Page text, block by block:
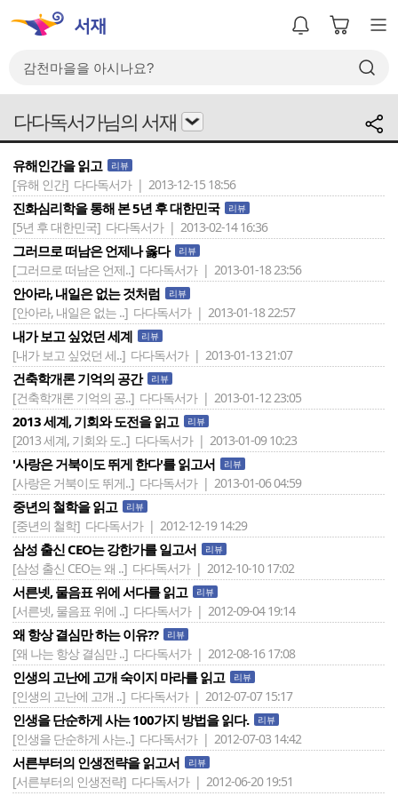
다다독서가님의 서재
유해인간을 읽고 리뷰
[유해 인간] 다다독서가 | 2013-12-15 18:56
진화심리학을 통해 본 5년 후 대한민국 리뷰
[5년 후 대한민국] 다다독서가 | 2013-02-14 16:36
그러므로 떠남은 언제나 옳다 리뷰
[그러므로 떠남은 언제..] 다다독서가 | 2013-01-18 23:56
안아라, 내일은 없는 것처럼 리뷰
[안아라, 내일은 없는 ..] 다다독서가 | 2013-01-18 22:57
내가 보고 싶었던 세계 리뷰
[내가 보고 싶었던 세..] 다다독서가 | 2013-01-13 21:07
건축학개론 기억의 공간 리뷰
[건축학개론 기억의 공..] 다다독서가 | 2013-01-12 23:05
2013 세계, 기회와 도전을 읽고 리뷰
[2013 세계, 기회와 도..] 다다독서가 | 2013-01-09 10:23
'사랑은 거북이도 뛰게 한다'를 읽고서 리뷰
[사랑은 거북이도 뛰게..] 다다독서가 | 2013-01-06 04:59
중년의 철학을 읽고 리뷰
[중년의 철학] 다다독서가 | 2012-12-19 14:29
삼성 출신 CEO는 강한가를 일고서 리뷰
[삼성 출신 CEO는 왜 ..] 다다독서가 | 2012-10-10 17:02
서른넷, 물음표 위에 서다를 읽고 리뷰
[서른넷, 물음표 위에 ..] 다다독서가 | 2012-09-04 19:14
왜 항상 결심만 하는 이유?? 리뷰
[왜 나는 항상 결심만 ..] 다다독서가 | 2012-08-16 17:08
인생의 고난에 고개 숙이지 마라를 읽고 리뷰
[인생의 고난에 고개 ..] 다다독서가 | 2012-07-07 15:17
인생을 단순하게 사는 100가지 방법을 읽다. 리뷰
[인생을 단순하게 사는..] 다다독서가 | 2012-07-03 14:42
서른부터의 인생전략을 읽고서 리뷰
[서른부터의 인생전략] 다다독서가 | 2012-06-20 19:51